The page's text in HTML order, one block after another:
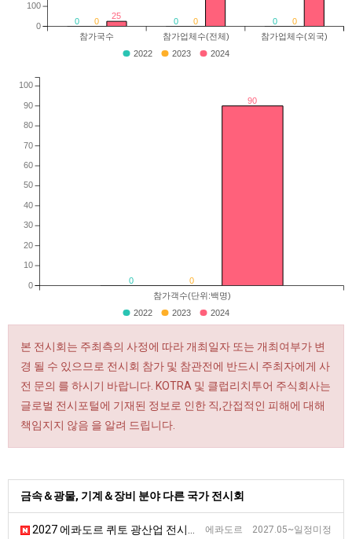
0 0 0
0 0 0
25
참가국수 참가업체수(전체) 참가업체수(외국)
0
100
2022 2023 2024
0 0
90
참가객수(단위:백명)
0
10
20
30
40
50
60
70
80
90
100
2022 2023 2024
본 전시회는 주최측의 사정에 따라 개최일자 또는 개최여부가 변
경 될 수 있으므로 전시회 참가 및 참관전에 반드시 주최자에게 사
전 문의 를 하시기 바랍니다. KOTRA 및 클럽리치투어 주식회사는
글로벌 전시포털에 기재된 정보로 인한 직,간접적인 피해에 대해
책임지지 않음 을 알려 드립니다.
금속＆광물, 기계＆장비 분야 다른 국가 전시회
에콰도르 2027.05~일정미정
2027 에콰도르 퀴토 광산업 전시회 [EXPOMINAS]